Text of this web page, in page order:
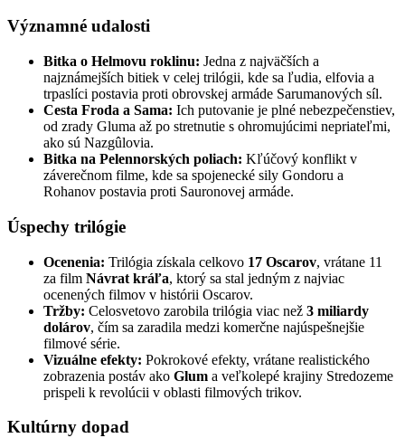
Významné udalosti
Bitka o Helmovu roklinu: Jedna z najväčších a
najznámejších bitiek v celej trilógii, kde sa ľudia, elfovia a
trpaslíci postavia proti obrovskej armáde Sarumanových síl.
Cesta Froda a Sama: Ich putovanie je plné nebezpečenstiev,
od zrady Gluma až po stretnutie s ohromujúcimi nepriateľmi,
ako sú Nazgûlovia.
Bitka na Pelennorských poliach: Kľúčový konflikt v
záverečnom filme, kde sa spojenecké sily Gondoru a
Rohanov postavia proti Sauronovej armáde.
Úspechy trilógie
Ocenenia: Trilógia získala celkovo 17 Oscarov, vrátane 11
za film Návrat kráľa, ktorý sa stal jedným z najviac
ocenených filmov v histórii Oscarov.
Tržby: Celosvetovo zarobila trilógia viac než 3 miliardy
dolárov, čím sa zaradila medzi komerčne najúspešnejšie
filmové série.
Vizuálne efekty: Pokrokové efekty, vrátane realistického
zobrazenia postáv ako Glum a veľkolepé krajiny Stredozeme
prispeli k revolúcii v oblasti filmových trikov.
Kultúrny dopad